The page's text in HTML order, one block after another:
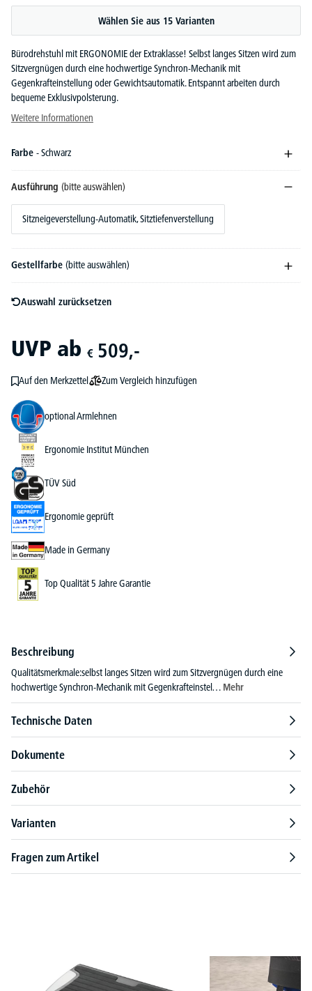
Wählen Sie aus 15 Varianten
Bürodrehstuhl mit ERGONOMIE der Extraklasse! Selbst langes Sitzen wird zum
Sitzvergnügen durch eine hochwertige Synchron-Mechanik mit
Gegenkrafteinstellung oder Gewichtsautomatik. Entspannt arbeiten durch
bequeme Exklusivpolsterung.
Weitere Informationen
Farbe - Schwarz
Ausführung (bitte auswählen)
Sitzneigeverstellung-Automatik, Sitztiefenverstellung
Gestellfarbe (bitte auswählen)
Auswahl zurücksetzen
UVP ab € 509,-
Auf den Merkzettel Zum Vergleich hinzufügen
optional Armlehnen
Ergonomie Institut München
TÜV Süd
Ergonomie geprüft
Made in Germany
Top Qualität 5 Jahre Garantie
Beschreibung
Qualitätsmerkmale:selbst langes Sitzen wird zum Sitzvergnügen durch eine
hochwertige Synchron-Mechanik mit Gegenkrafteinstel… Mehr
Technische Daten
Dokumente
Zubehör
Varianten
Fragen zum Artikel